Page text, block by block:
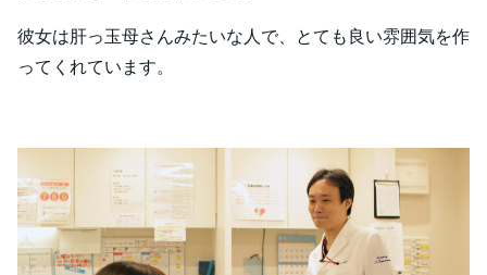
彼女は肝っ玉母さんみたいな人で、とても良い雰囲気を作
ってくれています。